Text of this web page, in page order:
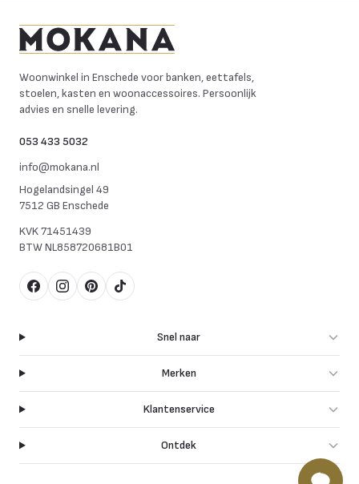
Woonwinkel in Enschede voor banken, eettafels,
stoelen, kasten en woonaccessoires. Persoonlijk
advies en snelle levering.
053 433 5032
info@mokana.nl
Hogelandsingel 49
7512 GB Enschede
KVK71451439
BTWNL858720681B01
FacebookInstagram
Pinterest
TikTok
Snel naar
Merken
Klantenservice
Ontdek